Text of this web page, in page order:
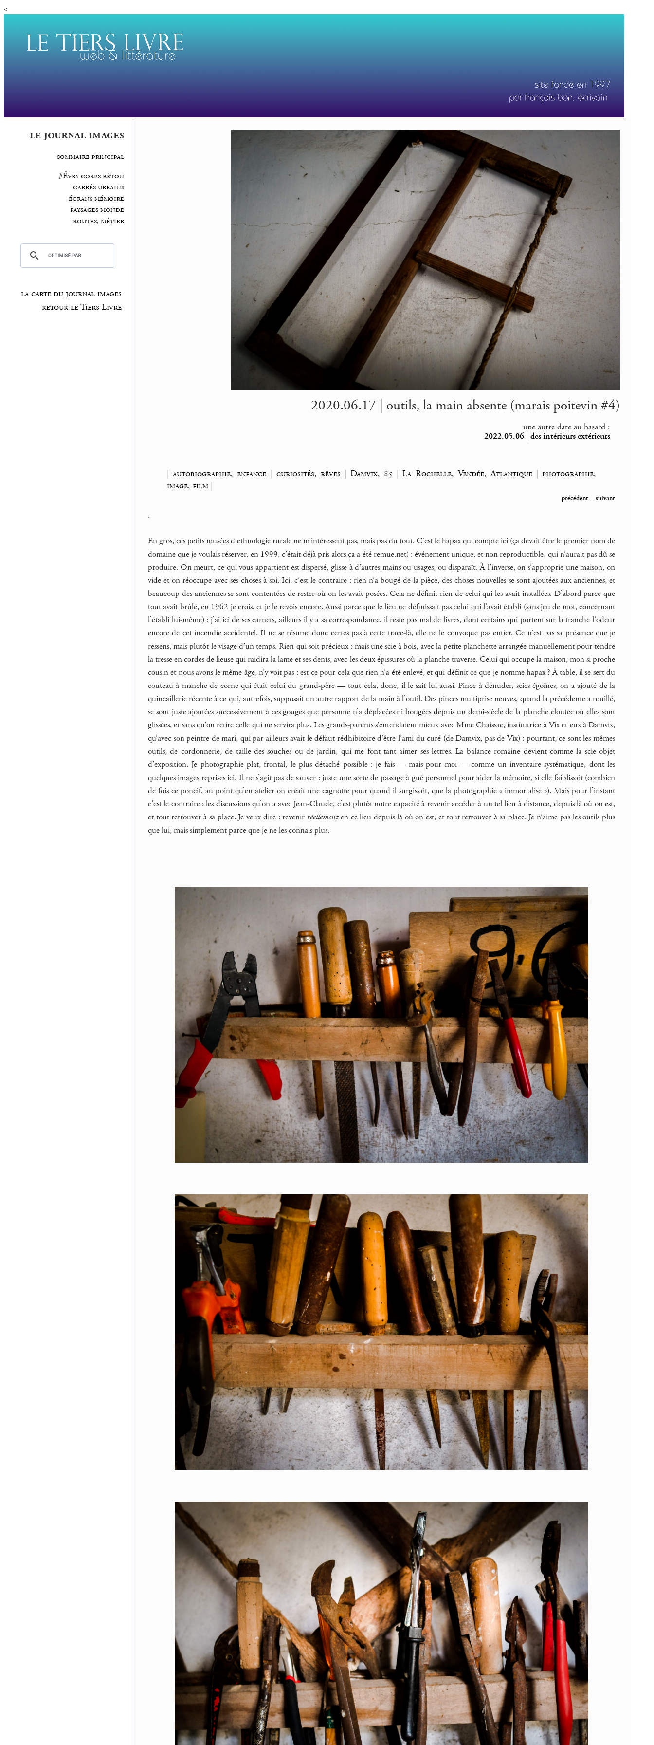
<
le journal images
sommaire principal
#Évry corps béton
carrés urbains
écrans mémoire
paysages monde
routes, métier
la carte du journal images
retour le Tiers Livre
2020.06.17 | outils, la main absente (marais poitevin #4)
une autre date au hasard :
2022.05.06 | des intérieurs extérieurs
|autobiographie, enfance | curiosités, rêves |Damvix, 85 |La Rochelle, Vendée, Atlantique| photographie,
image, film |
précédent _suivant
`
En gros, ces petits musées d’ethnologie rurale ne m’intéressent pas, mais pas du tout. C’est le hapax qui compte ici (ça devait être le premier nom de
domaine que je voulais réserver, en 1999, c’était déjà pris alors ça a été remue.net) : événement unique, et non reproductible, qui n’aurait pas dû se
produire. On meurt, ce qui vous appartient est dispersé, glisse à d’autres mains ou usages, ou disparaît. À l’inverse, on s’approprie une maison, on
vide et on réoccupe avec ses choses à soi. Ici, c’est le contraire : rien n’a bougé de la pièce, des choses nouvelles se sont ajoutées aux anciennes, et
beaucoup des anciennes se sont contentées de rester où on les avait posées. Cela ne définit rien de celui qui les avait installées. D’abord parce que
tout avait brûlé, en 1962 je crois, et je le revois encore. Aussi parce que le lieu ne définissait pas celui qui l’avait établi (sans jeu de mot, concernant
l’établi lui-même) : j’ai ici de ses carnets, ailleurs il y a sa correspondance, il reste pas mal de livres, dont certains qui portent sur la tranche l’odeur
encore de cet incendie accidentel. Il ne se résume donc certes pas à cette trace-là, elle ne le convoque pas entier. Ce n’est pas sa présence que je
ressens, mais plutôt le visage d’un temps. Rien qui soit précieux : mais une scie à bois, avec la petite planchette arrangée manuellement pour tendre
la tresse en cordes de lieuse qui raidira la lame et ses dents, avec les deux épissures où la planche traverse. Celui qui occupe la maison, mon si proche
cousin et nous avons le même âge, n’y voit pas : est-ce pour cela que rien n’a été enlevé, et qui définit ce que je nomme hapax ? À table, il se sert du
couteau à manche de corne qui était celui du grand-père — tout cela, donc, il le sait lui aussi. Pince à dénuder, scies égoïnes, on a ajouté de la
quincaillerie récente à ce qui, autrefois, supposait un autre rapport de la main à l’outil. Des pinces multiprise neuves, quand la précédente a rouillé,
se sont juste ajoutées successivement à ces gouges que personne n’a déplacées ni bougées depuis un demi-siècle de la planche cloutée où elles sont
glissées, et sans qu’on retire celle qui ne servira plus. Les grands-parents s’entendaient mieux avec Mme Chaissac, institutrice à Vix et eux à Damvix,
qu’avec son peintre de mari, qui par ailleurs avait le défaut rédhibitoire d’être l’ami du curé (de Damvix, pas de Vix) : pourtant, ce sont les mêmes
outils, de cordonnerie, de taille des souches ou de jardin, qui me font tant aimer ses lettres. La balance romaine devient comme la scie objet
d’exposition. Je photographie plat, frontal, le plus détaché possible : je fais — mais pour moi — comme un inventaire systématique, dont les
quelques images reprises ici. Il ne s’agit pas de sauver : juste une sorte de passage à gué personnel pour aider la mémoire, si elle faiblissait (combien
de fois ce poncif, au point qu’en atelier on créait une cagnotte pour quand il surgissait, que la photographie « immortalise »). Mais pour l’instant
c’est le contraire : les discussions qu’on a avec Jean-Claude, c’est plutôt notre capacité à revenir accéder à un tel lieu à distance, depuis là où on est,
et tout retrouver à sa place. Je veux dire : revenir réellementen ce lieu depuis là où on est, et tout retrouver à sa place. Je n’aime pas les outils plus
que lui, mais simplement parce que je ne les connais plus.